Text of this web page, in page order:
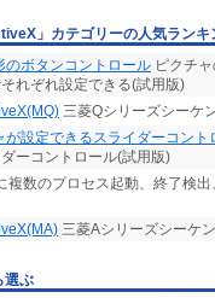
」カテゴリーの人気ランキ
のボタンコントロール ピクチ
れぞれ設定できる(試用版)
三菱Qシリーズシーケ
が設定できるスライダーコント
ーコントロール(試用版)
複数のプロセス起動、終了検
三菱Aシリーズシーケ
選ぶ